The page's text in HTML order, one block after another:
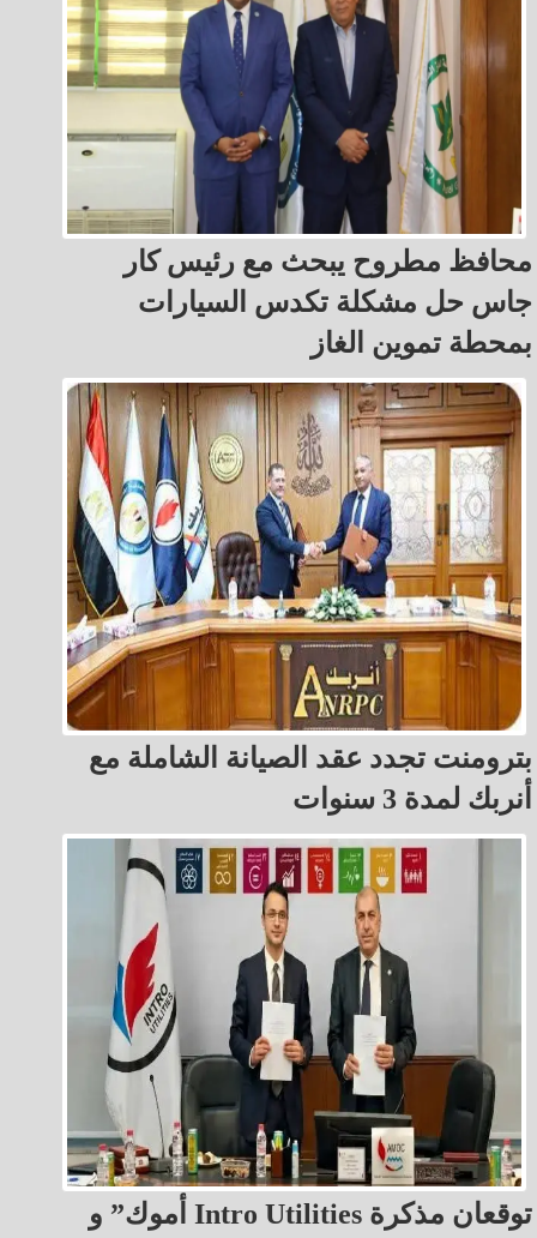
محافظ مطروح يبحث مع رئيس كار
جاس حل مشكلة تكدس السيارات
بمحطة تموين الغاز
بترومنت تجدد عقد الصيانة الشاملة مع
أنربك لمدة 3 سنوات
أموك” و Intro Utilities توقعان مذكرة